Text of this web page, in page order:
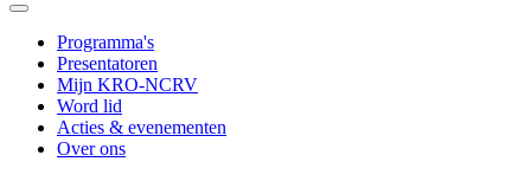
Programma's
Presentatoren
Mijn KRO-NCRV
Word lid
Acties & evenementen
Over ons